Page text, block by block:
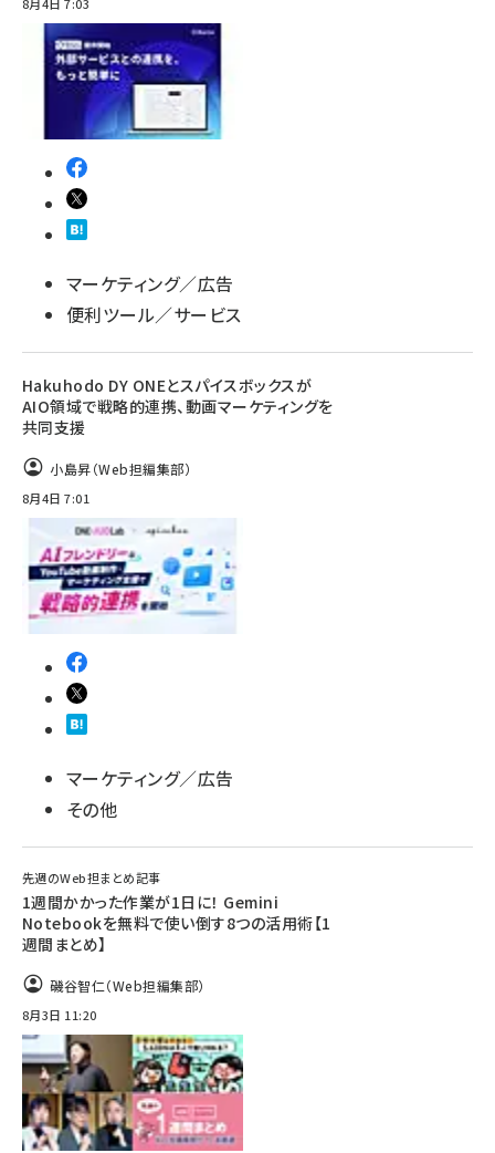
マーケティング／広告
便利ツール／サービス
Hakuhodo DY ONEとスパイスボックスが
AIO領域で戦略的連携、動画マーケティングを
共同支援
小島昇（Web担編集部）
8月4日 7:01
マーケティング／広告
その他
先週のWeb担まとめ記事
1週間かかった作業が1日に！ Gemini
Notebookを無料で使い倒す8つの活用術【1
週間まとめ】
磯谷智仁（Web担編集部）
8月3日 11:20